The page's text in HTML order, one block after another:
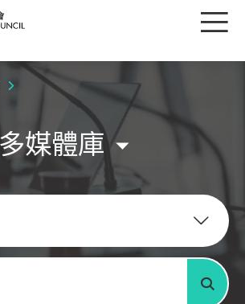
目
多媒體庫
搜尋